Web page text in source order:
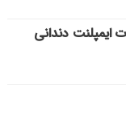
ایمپلنت دندانی